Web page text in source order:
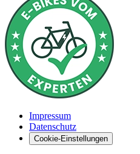
Impressum
Datenschutz
Cookie-Einstellungen